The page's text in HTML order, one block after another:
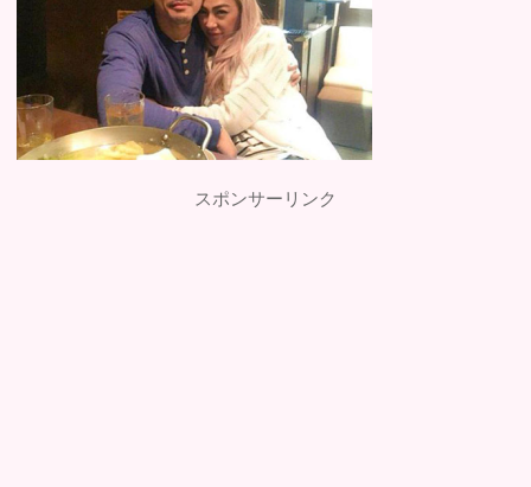
スポンサーリンク